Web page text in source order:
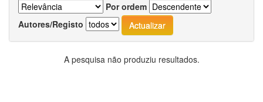
Por ordem
Autores/Registo
A pesquisa não produziu resultados.